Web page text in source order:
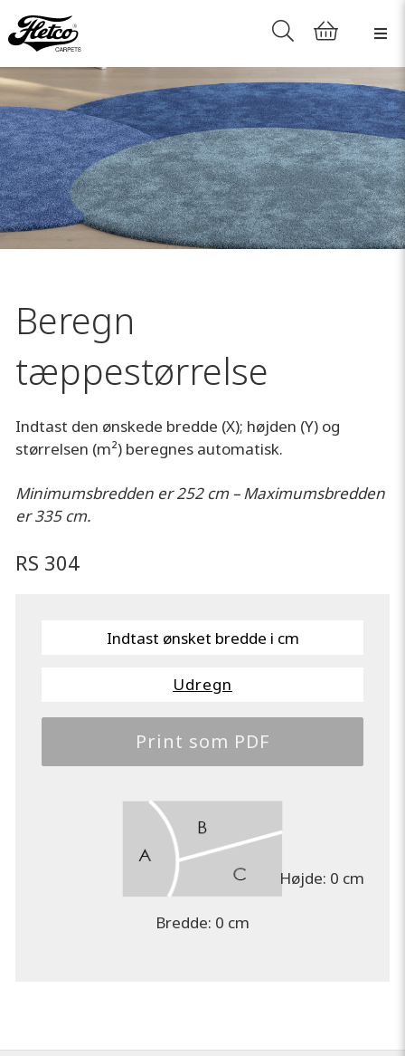
Beregn
tæppestørrelse
Indtast den ønskede bredde (X); højden (Y) og
størrelsen (m²) beregnes automatisk.
Minimumsbredden er 252 cm – Maximumsbredden
er 335 cm.
RS 304
Udregn
Print som PDF
Bredde: 0 cm
Højde: 0 cm